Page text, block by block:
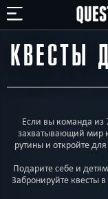
КВЕСТЫ
Если вы команда из
захватывающий мир
рутины и откройте
Подарите себе и
Забронируйте квесты